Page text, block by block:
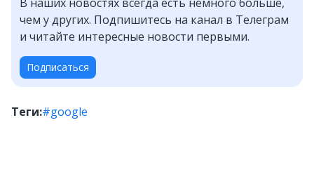
чем у других. Подпишитесь на канал в Телеграм
и читайте интересные новости первыми.
Подписаться
Теги:#google